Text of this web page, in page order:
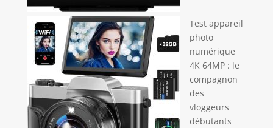
Test appareil
photo
numérique
4K 64MP : le
compagnon
des
vloggeurs
débutants